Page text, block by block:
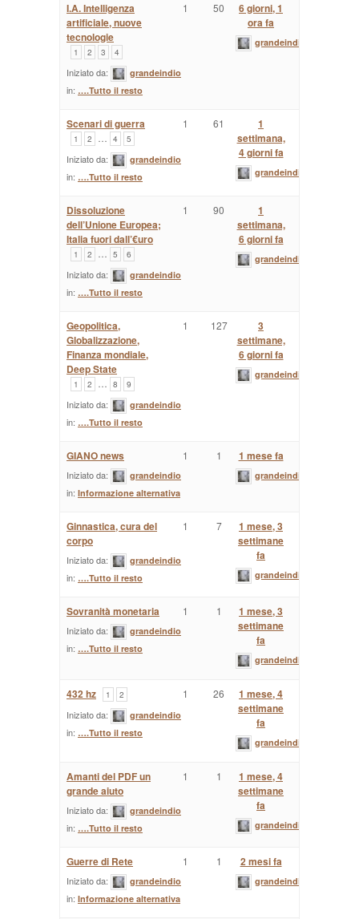
I.A. Intelligenza
artificiale, nuove
tecnologie
1 2 3 4
Iniziato da: grandeindio
in: ….Tutto il resto
1 50
6 giorni, 1
ora fa
grandeindio
Scenari di guerra
1 2 4 5
Iniziato da: grandeindio
in: ….Tutto il resto
1 61
1
settimana,
4 giorni fa
grandeindio
Dissoluzione
dell’Unione Europea;
Italia fuori dall’€uro
1 2 5 6
Iniziato da: grandeindio
in: ….Tutto il resto
1 90
1
settimana,
6 giorni fa
grandeindio
Geopolitica,
Globalizzazione,
Finanza mondiale,
Deep State
1 2 8 9
Iniziato da: grandeindio
in: ….Tutto il resto
1 127
3
settimane,
6 giorni fa
grandeindio
GIANO news
Iniziato da: grandeindio
in: Informazione alternativa
1 1 1 mese fa
grandeindio
Ginnastica, cura del
corpo
Iniziato da: grandeindio
in: ….Tutto il resto
1 7
1 mese, 3
settimane
fa
grandeindio
Sovranità monetaria
Iniziato da: grandeindio
in: ….Tutto il resto
1 1
1 mese, 3
settimane
fa
grandeindio
432 hz 1 2
Iniziato da: grandeindio
in: ….Tutto il resto
1 26
1 mese, 4
settimane
fa
grandeindio
Amanti del PDF un
grande aiuto
Iniziato da: grandeindio
in: ….Tutto il resto
1 1
1 mese, 4
settimane
fa
grandeindio
Guerre di Rete
Iniziato da: grandeindio
in: Informazione alternativa
1 1 2 mesi fa
grandeindio